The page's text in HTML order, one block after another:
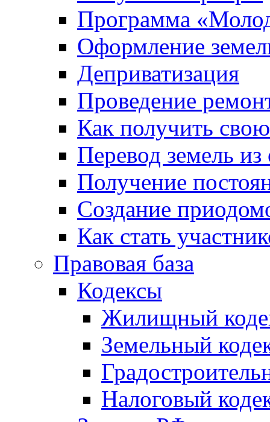
Программа
Оформление
Деприватизация
Проведение
Как получить
Перевод земель
Получение
Создание
Как стать
Правовая база
Кодексы
Жилищный
Земельный
Налоговый